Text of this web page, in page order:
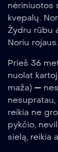
nėriniuotos
kvepalų.
Žydru rūbu
Noriu
Prieš 36
nuolat
maža) —
reikia ne
pykčio,
sielą, reikia